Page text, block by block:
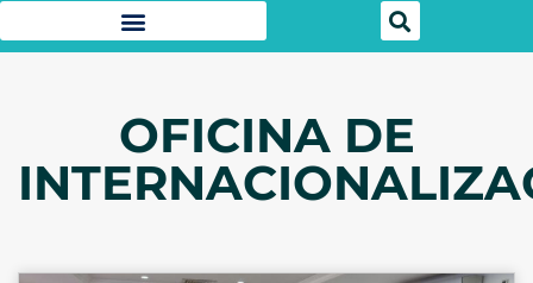
OFICINA DE